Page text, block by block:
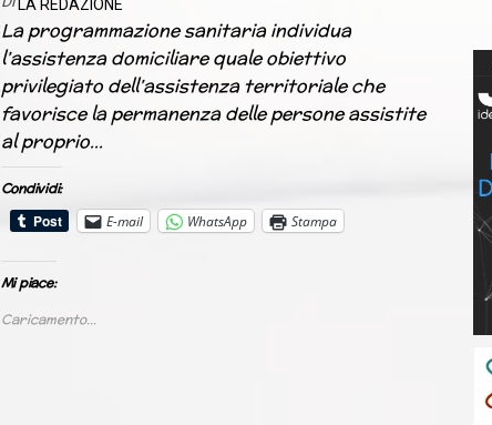
LA REDAZIONE
La programmazione sanitaria individua
l’assistenza domiciliare quale obiettivo
privilegiato dell’assistenza territoriale che
favorisce la permanenza delle persone assistite
al proprio…
Condividi:
E-mail
WhatsApp Stampa
Mi piace:
Caricamento...